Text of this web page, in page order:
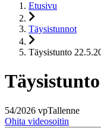
Etusivu
Täysistunnot
Täysistunto
54/2026 vpTallenne
Ohita videosoitin